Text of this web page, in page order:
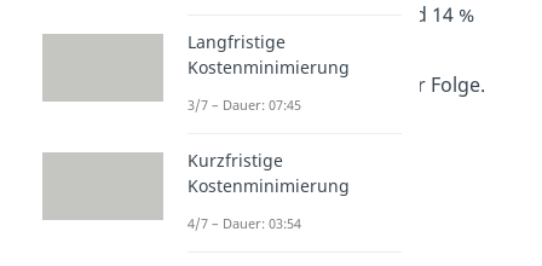
beziehungsweise rund 14 %
weniger verkauften
Schokoladentafeln zur Folge.
Langfristige
Kostenminimierung
3/7 – Dauer: 07:45
Kurzfristige
Kostenminimierung
4/7 – Dauer: 03:54